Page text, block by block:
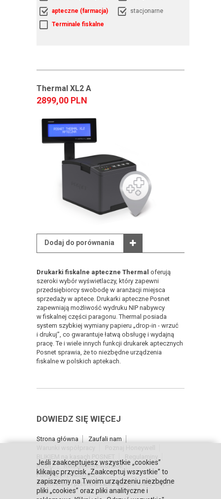
apteczne (farmacja)
stacjonarne
Terminale fiskalne
Thermal XL2 A
2899,00 PLN
Dodaj do porównania
Drukarki fiskalne apteczne Thermal oferują
szeroki wybór wyświetlaczy, który zapewni
przedsiębiorcy swobodę w aranżacji miejsca
sprzedaży w aptece. Drukarki apteczne Posnet
zapewniają możliwość wydruku NIP nabywcy
w fiskalnej części paragonu. Thermal posiada
system szybkiej wymiany papieru „drop-in - wrzuć
i drukuj”, co gwarantuje łatwą obsługę i wydajną
pracę. Te i wiele innych funkcji drukarek aptecznych
Posnet sprawia, że to niezbędne urządzenia
fiskalne w polskich aptekach.
DOWIEDZ SIĘ WIĘCEJ
Strona główna
Zaufali nam
RODO
Relacje inwestorskie
Polityka prywatności
Informacja o przetwarzaniu danych osobowych
Jeśli zaakceptujesz wszystkie „cookies”
klikając przycisk „Zaakceptuj wszystkie” to
zapiszemy na Twoim urządzeniu niezbędne
pliki „cookies” oraz pliki analityczne i